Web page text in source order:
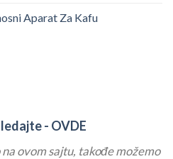
Aparat Za Kafu
- OVDE
ovom sajtu, takođe možemo